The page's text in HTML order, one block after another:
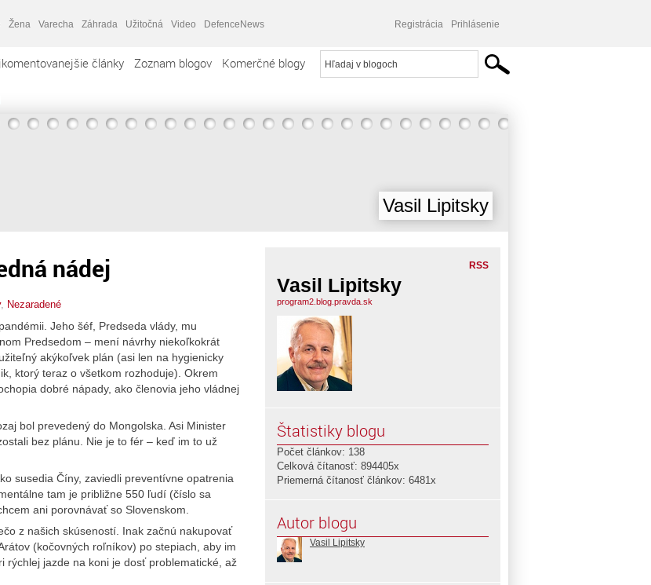
Žena Varecha Záhrada Užitočná Video DefenceNews Registrácia Prihlásenie
články Zoznam blogov Komerčné blogy
Vasil Lipitsky
nádej
, Nezaradené
Jeho šéf, Predseda vlády, mu
Predsedom – mení návrhy niekoľkokrát
akýkoľvek plán (asi len na hygienicky
ktorý teraz o všetkom rozhoduje). Okrem
dobré nápady, ako členovia jeho vládnej
bol prevedený do Mongolska. Asi Minister
bez plánu. Nie je to fér – keď im to už
susedia Číny, zaviedli preventívne opatrenia
tam je približne 550 ľudí (číslo sa
ani porovnávať so Slovenskom.
z našich skúseností. Inak začnú nakupovať
(kočovných roľníkov) po stepiach, aby im
rýchlej jazde na koni je dosť problematické, až
RSS
Vasil Lipitsky
program2.blog.pravda.sk
Štatistiky blogu
Počet článkov: 138
Celková čítanosť: 894405x
Priemerná čítanosť článkov: 6481x
Autor blogu
Vasil Lipitsky